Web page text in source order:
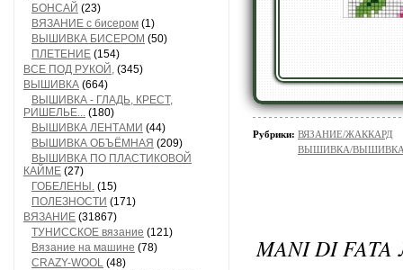
БОНСАЙ (23)
ВЯЗАНИЕ с бисером (1)
ВЫШИВКА БИСЕРОМ (50)
ПЛЕТЕНИЕ (154)
ВСЕ ПОД РУКОЙ, (345)
ВЫШИВКА (664)
ВЫШИВКА - ГЛАДЬ, КРЕСТ,
РИШЕЛЬЕ... (180)
ВЫШИВКА ЛЕНТАМИ (44)
ВЫШИВКА ОБЪЁМНАЯ (209)
ВЫШИВКА ПО ПЛАСТИКОВОЙ
КАЙМЕ (27)
ГОБЕЛЕНЫ. (15)
ПОЛЕЗНОСТИ (171)
ВЯЗАНИЕ (31867)
ТУНИССКОЕ вязание (121)
Вязание на машине (78)
CRAZY-WOOL (48)
Рубрики: ВЯЗАНИЕ/ЖАККАРД
ВЫШИВКА/ВЫШИВКА
MANI DI